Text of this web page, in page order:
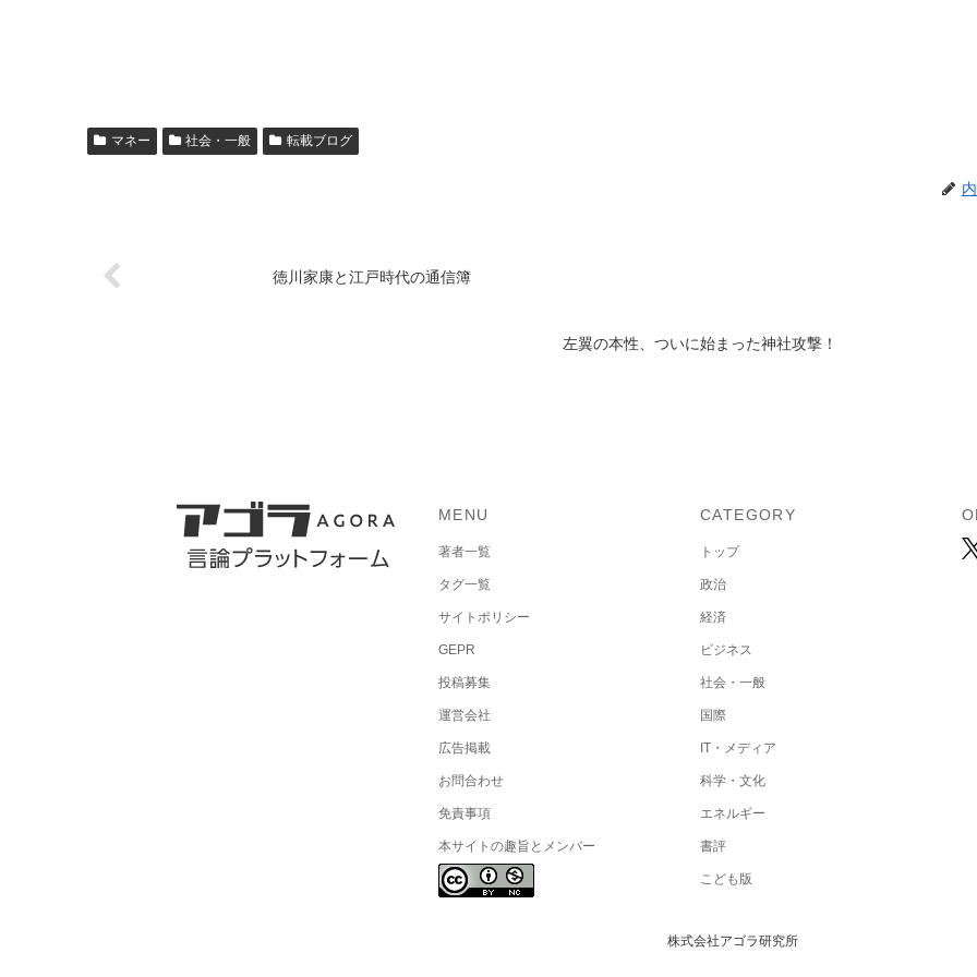
マネー 社会・一般 転載ブログ
徳川家康と江戸時代の通信簿
左翼の本性、ついに始まった神社攻撃！
MENU
著者一覧
タグ一覧
サイトポリシー
GEPR
投稿募集
運営会社
広告掲載
お問合わせ
免責事項
本サイトの趣旨とメンバー
CATEGORY
トップ
政治
経済
ビジネス
社会・一般
国際
IT・メディア
科学・文化
エネルギー
書評
こども版
株式会社アゴラ研究所